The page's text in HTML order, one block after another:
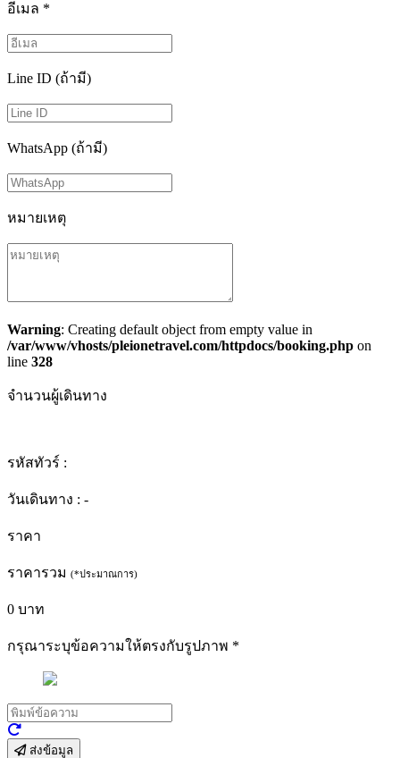
อีเมล *
Line ID (ถ้ามี)
WhatsApp (ถ้ามี)
หมายเหตุ
Warning: Creating default object from empty value in
/var/www/vhosts/pleionetravel.com/httpdocs/booking.php on
line 328
จำนวนผู้เดินทาง
รหัสทัวร์ :
วันเดินทาง : -
ราคา
ราคารวม (*ประมาณการ)
0 บาท
กรุณาระบุข้อความให้ตรงกับรูปภาพ *
ส่งข้อมูล